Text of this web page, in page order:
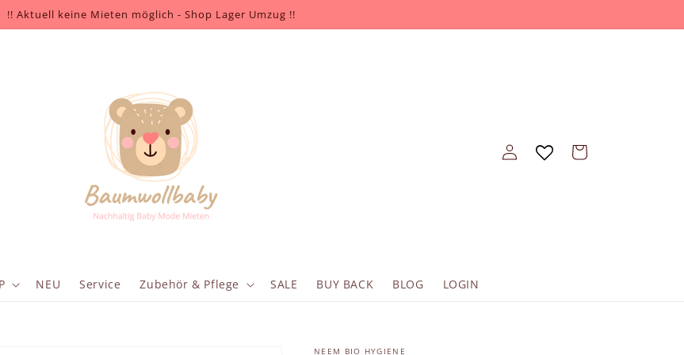
!! Aktuell keine Mieten möglich - Shop Lager Umzug !!
NEU Service Zubehör & Pflege SALE BUY BACK BLOG LOGIN
Einloggen Warenkorb
NEEM BIO HYGIENE